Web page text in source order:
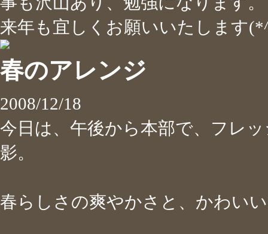
来年も宜しくお願いいたします
春のアレンジ
2008/12/18
今日は、午後から本部で、フレ
影。
春らしさの爽やかさと、かわ